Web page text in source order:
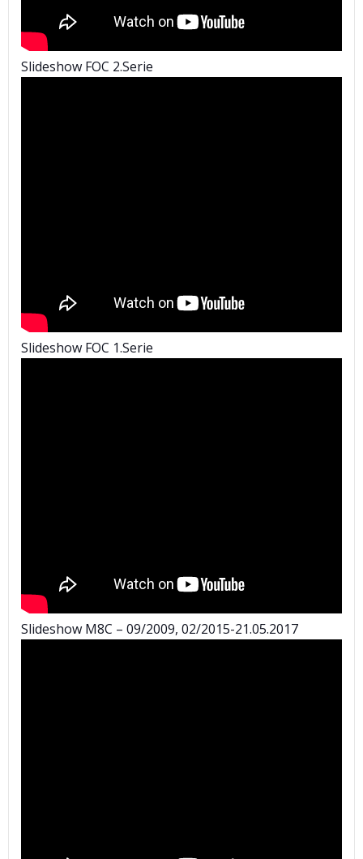
Slideshow FOC 2.Serie
Slideshow FOC 1.Serie
Slideshow M8C – 09/2009, 02/2015-21.05.2017